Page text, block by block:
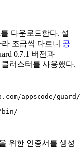
다운로드한다. 설
라 조금씩 다르니 공
0.7.1 버전과
러스터를 사용했다.
appscode/
bin/
위한 인증서를 생성